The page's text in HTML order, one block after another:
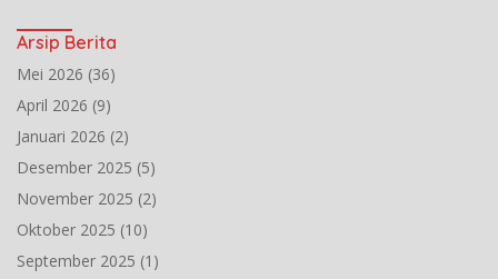
Arsip Berita
Mei 2026 (36)
April 2026 (9)
Januari 2026 (2)
Desember 2025 (5)
November 2025 (2)
Oktober 2025 (10)
September 2025 (1)